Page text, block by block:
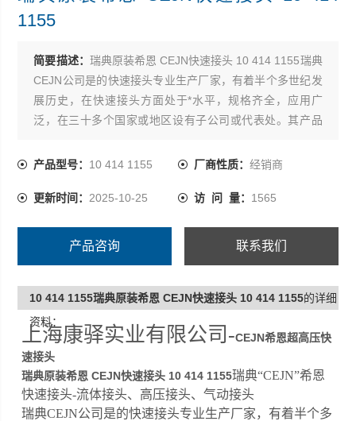
1155
简要描述： 瑞典原装希恩 CEJN快速接头 10 414 1155瑞典
CEJN公司是的快速接头专业生产厂家，有着半个多世纪发
展历史，在快速接头方面处于*水平，规格齐全，应用广
泛，在三十多个国家或地区设有子公司或代表处。其产品
率，尤其超高压方面产品，其性能，品质始终如一。
产品型号： 10 414 1155 厂商性质： 经销商
更新时间： 2025-10-25 访 问 量： 1565
产品咨询 联系我们
10 414 1155瑞典原装希恩 CEJN快速接头 10 414 1155的详细
资料：
上海康驿实业有限公司-CEJN希恩超高压快
速接头
瑞典原装希恩 CEJN快速接头 10 414 1155瑞典“CEJN”希恩
快速接头-流体接头、高压接头、气动接头
瑞典CEJN公司是的快速接头专业生产厂家，有着半个多